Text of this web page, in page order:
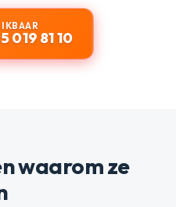
019 81 10
waarom ze